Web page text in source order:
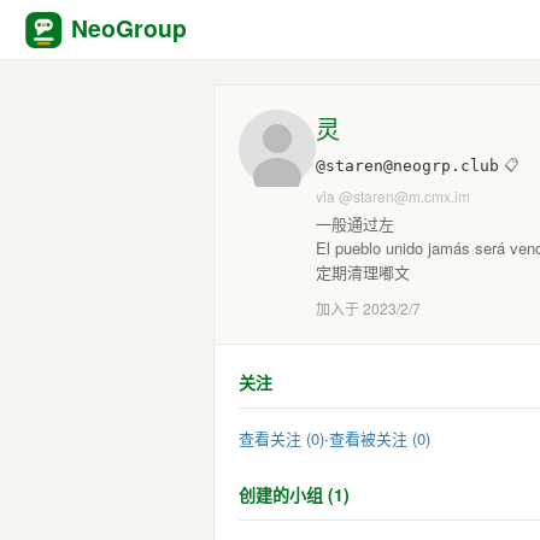
NeoGroup
灵
@staren@neogrp.club 📋
via @staren@m.cmx.im
一般通过左
El pueblo unido jamás será
定期清理嘟文
加入于 2023/2/7
关注
查看关注 (0)·查看被关注 (0)
创建的小组 (1)